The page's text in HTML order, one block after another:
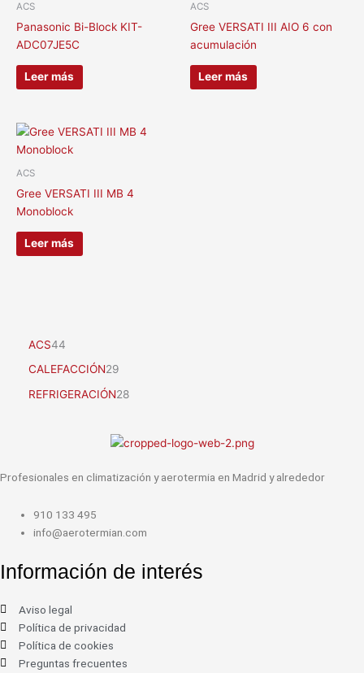
ACS
Panasonic Bi-Block KIT-
ADC07JE5C
Leer más
ACS
Gree VERSATI III AIO 6 con
acumulación
Leer más
ACS
Gree VERSATI III MB 4
Monoblock
Leer más
ACS44
CALEFACCIÓN29
REFRIGERACIÓN28
Profesionales en climatización y aerotermia en Madrid y alrededor
910 133 495
info@aerotermian.com
Información de interés
Aviso legal
Política de privacidad
Política de cookies
Preguntas frecuentes